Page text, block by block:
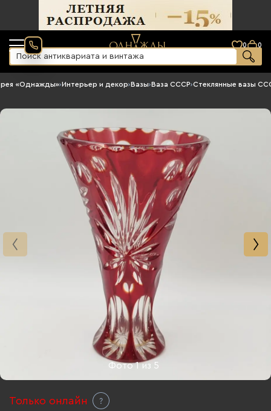
0 0
«Однажды»›Интерьер и декор›Вазы›Ваза СССР›Стеклянные вазы
Фото1из 5
Только онлайн